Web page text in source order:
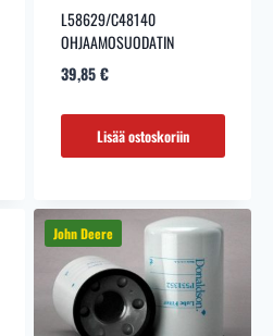
L58629/C48140
OHJAAMOSUODATIN
39,85€
Lisää ostoskoriin